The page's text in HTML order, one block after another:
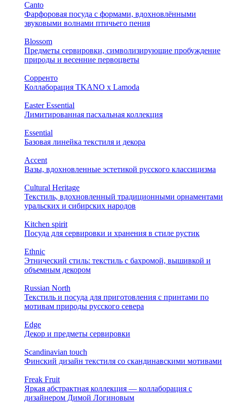
Canto
Фарфоровая посуда с формами, вдохновлёнными
звуковыми волнами птичьего пения
Blossom
Предметы сервировки, символизирующие пробуждение
природы и весенние первоцветы
Сорренто
Коллаборация TKANO х Lamoda
Easter Essential
Лимитированная пасхальная коллекция
Essential
Базовая линейка текстиля и декора
Accent
Вазы, вдохновленные эстетикой русского классицизма
Cultural Heritage
Текстиль, вдохновленный традиционными орнаментами
уральских и сибирских народов
Kitchen spirit
Посуда для сервировки и хранения в стиле рустик
Ethnic
Этнический стиль: текстиль с бахромой, вышивкой и
объемным декором
Russian North
Текстиль и посуда для приготовления с принтами по
мотивам природы русского севера
Edge
Декор и предметы сервировки
Scandinavian touch
Финский дизайн текстиля со скандинавскими мотивами
Freak Fruit
Яркая абстрактная коллекция — коллаборация с
дизайнером Димой Логиновым